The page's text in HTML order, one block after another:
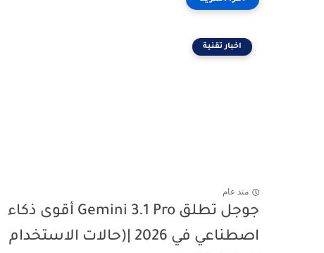
اخبار تقنية
منذ عام
جوجل تطلق Gemini 3.1 Pro أقوى ذكاء
اصطناعي في 2026 |(حالات الاستخدام